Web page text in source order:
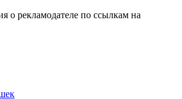
о рекламодателе по ссылкам на